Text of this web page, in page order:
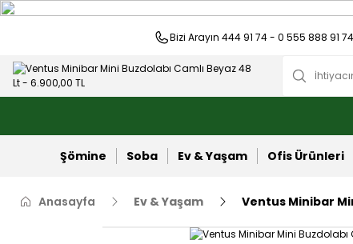
Bizi Arayın 444 91 74 - 0 555 888 91 74
Şömine Soba Ev & Yaşam Ofis Ürünleri
Anasayfa Ev & Yaşam Ventus Minibar